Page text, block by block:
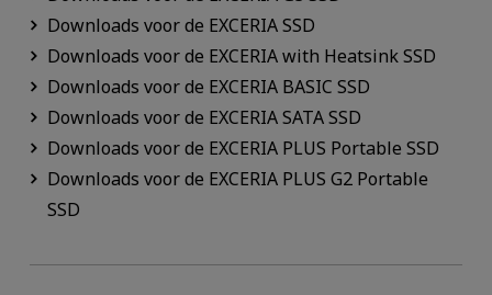
Downloads voor de EXCERIA SSD
Downloads voor de EXCERIA with Heatsink SSD
Downloads voor de EXCERIA BASIC SSD
Downloads voor de EXCERIA SATA SSD
Downloads voor de EXCERIA PLUS Portable SSD
Downloads voor de EXCERIA PLUS G2 Portable
SSD